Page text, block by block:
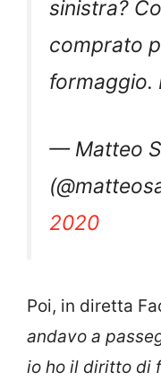
sinistra?
comprato
formaggio.
— Matteo
2020
Poi, in diretta
andavo a
io ho il diritto di